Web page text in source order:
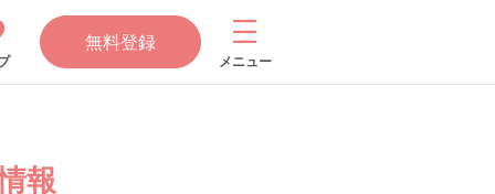
無料登録
メニュー
報